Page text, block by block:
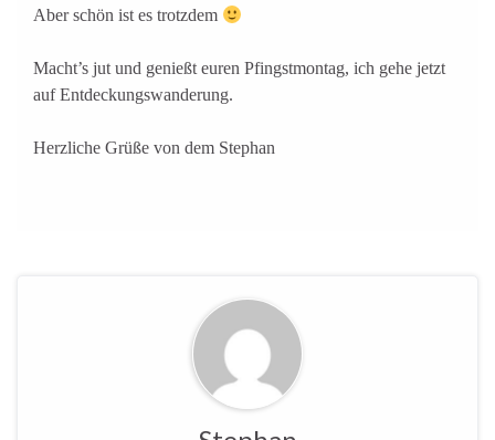
Aber schön ist es trotzdem
Macht’s jut und genießt euren Pfingstmontag, ich gehe jetzt
auf Entdeckungswanderung.
Herzliche Grüße von dem Stephan